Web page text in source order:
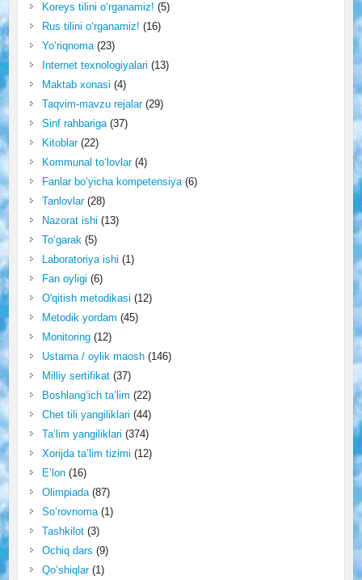
Koreys tilini o‘rganamiz! (5)
Rus tilini o‘rganamiz! (16)
Yo‘riqnoma(23)
Internet texnologiyalari (13)
Maktab xonasi (4)
Taqvim-mavzu rejalar(29)
Sinf rahbariga(37)
Kitoblar(22)
Kommunal to‘lovlar(4)
Fanlar bo‘yicha kompetensiya(6)
Tanlovlar(28)
Nazorat ishi (13)
To‘garak(5)
Laboratoriya ishi (1)
Fan oyligi (6)
O'qitish metodikasi (12)
Metodik yordam (45)
Monitoring(12)
Ustama / oylik maosh(146)
Milliy sertifikat(37)
Boshlang‘ich ta’lim (22)
Chet tili yangiliklari (44)
Ta’lim yangiliklari (374)
Xorijda ta’lim tizimi (12)
E’lon(16)
Olimpiada(87)
So‘rovnoma(1)
Tashkilot(3)
Ochiq dars (9)
Qo‘shiqlar(1)